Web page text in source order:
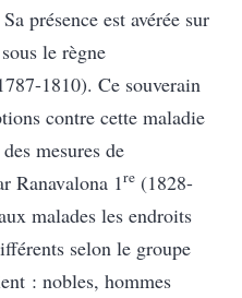
présence est avérée sur
le règne
1810). Ce souverain
contre cette maladie
mesures de
Ranavalona 1re (1828-
malades les endroits
selon le groupe
: nobles, hommes